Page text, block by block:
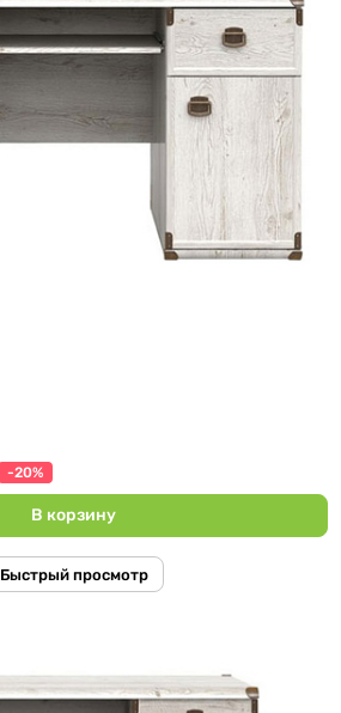
-20%
В корзину
Быстрый просмотр